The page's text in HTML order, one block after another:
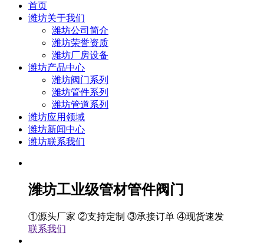
首页
潍坊关于我们
潍坊公司简介
潍坊荣誉资质
潍坊厂房设备
潍坊产品中心
潍坊阀门系列
潍坊管件系列
潍坊管道系列
潍坊应用领域
潍坊新闻中心
潍坊联系我们
潍坊工业级管材管件阀门
①源头厂家 ②支持定制 ③承接订单 ④现货速发
联系我们